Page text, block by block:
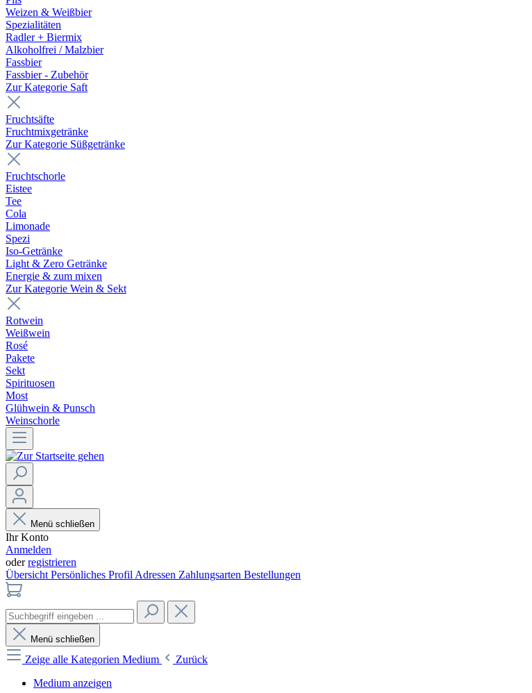
Weizen & Weißbier
Spezialitäten
Radler + Biermix
Alkoholfrei / Malzbier
Fassbier
Fassbier - Zubehör
Zur Kategorie Saft
Fruchtsäfte
Fruchtmixgetränke
Zur Kategorie Süßgetränke
Fruchtschorle
Eistee
Tee
Cola
Limonade
Spezi
Iso-Getränke
Light & Zero Getränke
Energie & zum mixen
Zur Kategorie Wein & Sekt
Rotwein
Weißwein
Rosé
Pakete
Sekt
Spirituosen
Most
Glühwein & Punsch
Weinschorle
Menü schließen
Ihr Konto
Anmelden
oderregistrieren
Übersicht Persönliches Profil Adressen Zahlungsarten Bestellungen
Menü schließen
Zeige alle Kategorien Medium
Zurück
Medium anzeigen